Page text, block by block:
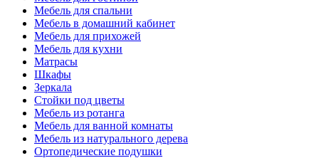
Мебель для спальни
Мебель в домашний кабинет
Мебель для прихожей
Мебель для кухни
Матрасы
Шкафы
Зеркала
Стойки под цветы
Мебель из ротанга
Мебель для ванной комнаты
Мебель из натурального дерева
Ортопедические подушки